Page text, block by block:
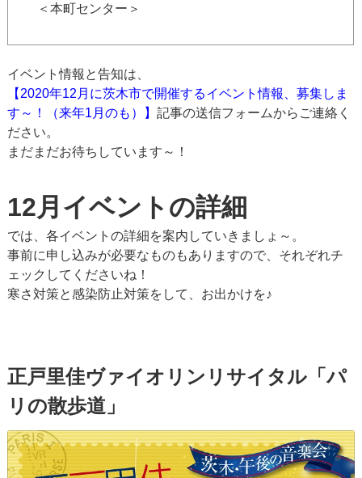
＜本町センター＞
イベント情報と告知は、
【2020年12月に茨木市で開催するイベント情報、募集しま
す～！（来年1月のも）】記事の送信フォームからご連絡く
ださい。
まだまだお待ちしています～！
12月イベントの詳細
では、各イベントの詳細を案内していきましょ～。
事前に申し込みが必要なものもありますので、それぞれチ
ェックしてくださいね！
寒さ対策と感染防止対策をして、お出かけを♪
正戸里佳ヴァイオリンリサイタル「パ
リの散歩道」